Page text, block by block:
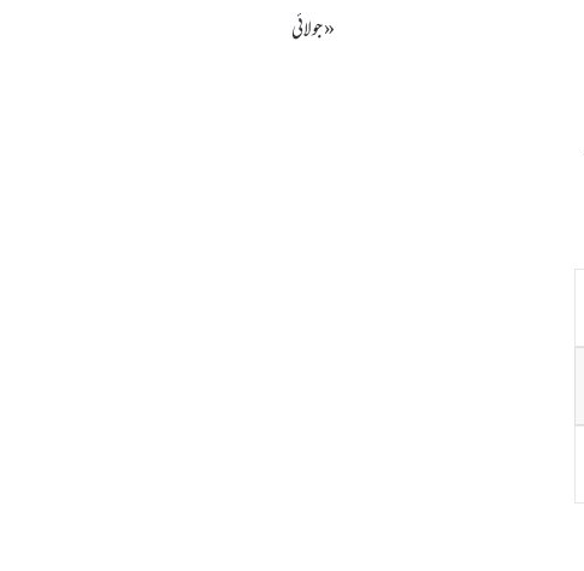
« جولائی